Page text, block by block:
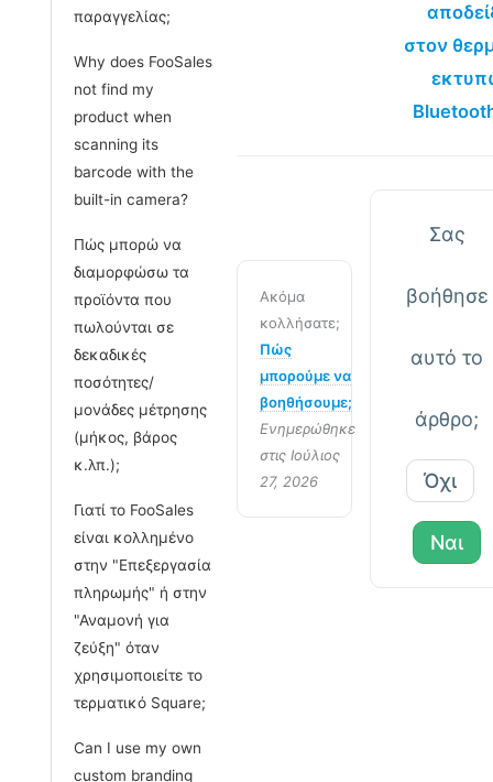
παραγγελίας;
Why does FooSales
not find my
product when
scanning its
barcode with the
built-in camera?
Πώς μπορώ να
διαμορφώσω τα
προϊόντα που
πωλούνται σε
δεκαδικές
ποσότητες/
μονάδες μέτρησης
(μήκος, βάρος
κ.λπ.);
Γιατί το FooSales
είναι κολλημένο
στην "Επεξεργασία
πληρωμής" ή στην
"Αναμονή για
ζεύξη" όταν
χρησιμοποιείτε το
τερματικό Square;
Can I use my own
custom branding
στον
Ακόμα
κολλήσατε;
Πώς
μπορούμε να
βοηθήσουμε;
Ενημερώθηκε
στις Ιούλιος
27, 2026
Σας
βοήθησε
αυτό το
άρθρο;
Όχι
Ναι